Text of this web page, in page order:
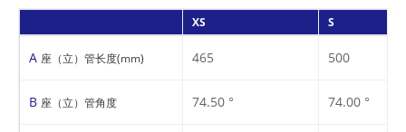
XS S
A 座（立）管长度(mm) 465 500
B 座（立）管角度 74.50 ° 74.00 °